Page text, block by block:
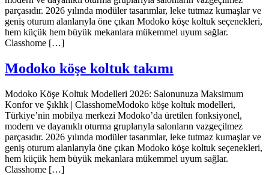
parçasıdır. 2026 yılında modüler tasarımlar, leke tutmaz kumaşlar ve
geniş oturum alanlarıyla öne çıkan Modoko köşe koltuk seçenekleri,
hem küçük hem büyük mekanlara mükemmel uyum sağlar.
Classhome […]
Modoko köşe koltuk takımı
Modoko Köşe Koltuk Modelleri 2026: Salonunuza Maksimum
Konfor ve Şıklık | ClasshomeModoko köşe koltuk modelleri,
Türkiye’nin mobilya merkezi Modoko’da üretilen fonksiyonel,
modern ve dayanıklı oturma gruplarıyla salonların vazgeçilmez
parçasıdır. 2026 yılında modüler tasarımlar, leke tutmaz kumaşlar ve
geniş oturum alanlarıyla öne çıkan Modoko köşe koltuk seçenekleri,
hem küçük hem büyük mekanlara mükemmel uyum sağlar.
Classhome […]